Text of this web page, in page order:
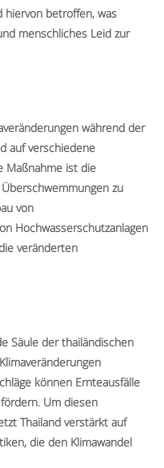
hiervon betroffen, was
menschliches Leid zur
während der
auf verschiedene
Maßnahme ist die
zu
von
Hochwasserschutzanlagen
veränderten
Säule der thailändischen
können Ernteausfälle
Um diesen
Thailand verstärkt auf
die den Klimawandel